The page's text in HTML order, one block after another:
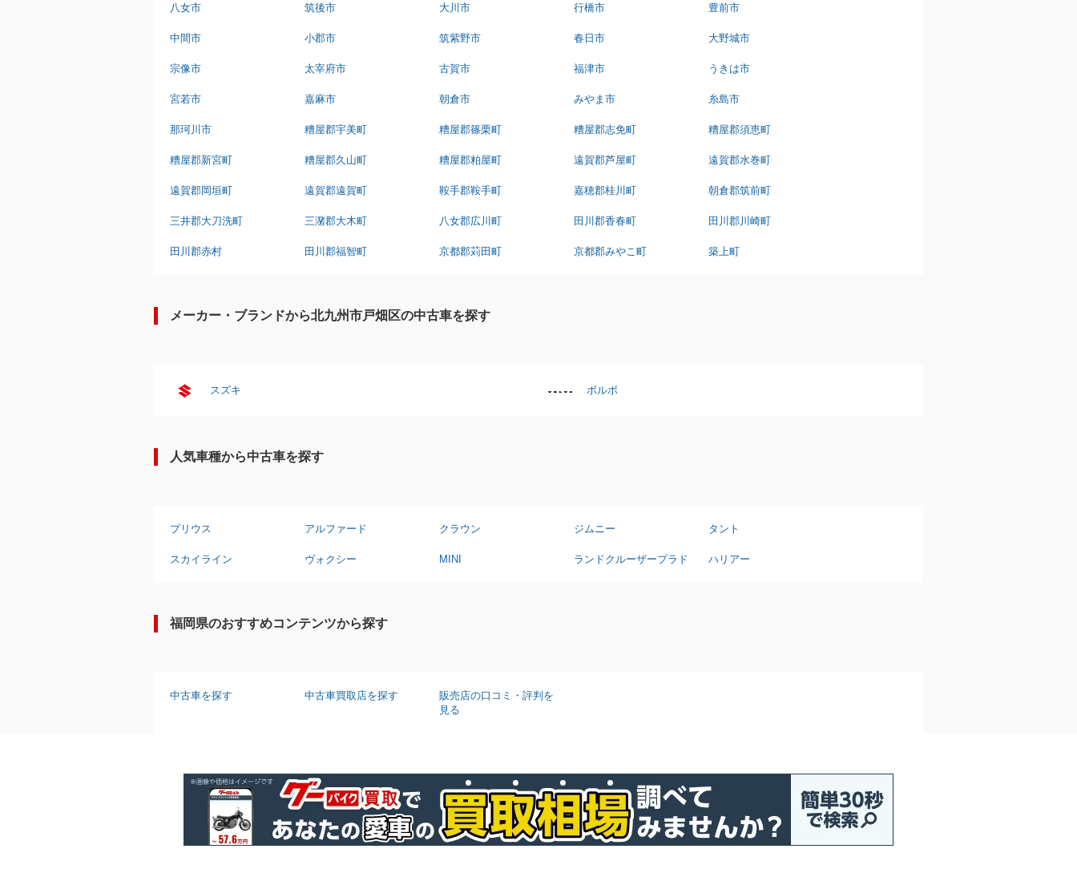
八女市 筑後市 大川市 行橋市 豊前市
中間市 小郡市 筑紫野市 春日市 大野城市
宗像市 太宰府市 古賀市 福津市 うきは市
宮若市 嘉麻市 朝倉市 みやま市 糸島市
那珂川市 糟屋郡宇美町 糟屋郡篠栗町 糟屋郡志免町 糟屋郡須恵町
糟屋郡新宮町 糟屋郡久山町 糟屋郡粕屋町 遠賀郡芦屋町 遠賀郡水巻町
遠賀郡岡垣町 遠賀郡遠賀町 鞍手郡鞍手町 嘉穂郡桂川町 朝倉郡筑前町
三井郡大刀洗町 三潴郡大木町 八女郡広川町 田川郡香春町 田川郡川崎町
田川郡赤村 田川郡福智町 京都郡苅田町 京都郡みやこ町 築上町
メーカー・ブランドから北九州市戸畑区の中古車を探す
スズキ ボルボ
人気車種から中古車を探す
プリウス アルファード クラウン ジムニー タント
スカイライン ヴォクシー MINI ランドクルーザープラド ハリアー
福岡県のおすすめコンテンツから探す
中古車を探す 中古車買取店を探す
販売店の口コミ・評判を
見る